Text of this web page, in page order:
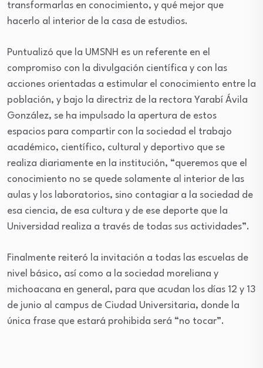
transformarlas en conocimiento, y qué mejor que
hacerlo al interior de la casa de estudios.
Puntualizó que la UMSNH es un referente en el
compromiso con la divulgación científica y con las
acciones orientadas a estimular el conocimiento entre la
población, y bajo la directriz de la rectora Yarabí Ávila
González, se ha impulsado la apertura de estos
espacios para compartir con la sociedad el trabajo
académico, científico, cultural y deportivo que se
realiza diariamente en la institución, “queremos que el
conocimiento no se quede solamente al interior de las
aulas y los laboratorios, sino contagiar a la sociedad de
esa ciencia, de esa cultura y de ese deporte que la
Universidad realiza a través de todas sus actividades”.
Finalmente reiteró la invitación a todas las escuelas de
nivel básico, así como a la sociedad moreliana y
michoacana en general, para que acudan los días 12 y 13
de junio al campus de Ciudad Universitaria, donde la
única frase que estará prohibida será “no tocar”.